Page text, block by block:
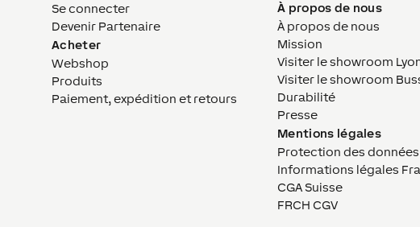
Se connecter
Devenir Partenaire
Acheter
Webshop
Produits
Paiement, expédition et retours
À propos de nous
À propos de nous
Mission
Visiter le showroom
Visiter le showroom
Durabilité
Presse
Mentions légales
Protection des données
Informations légales
CGA Suisse
FRCH CGV